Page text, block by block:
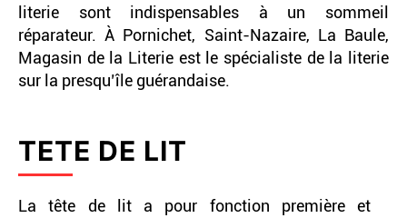
literie sont indispensables à un sommeil
réparateur. À Pornichet, Saint-Nazaire, La Baule,
Magasin de la Literie est le spécialiste de la literie
sur la presqu’île guérandaise.
TETE DE LIT
La tête de lit a pour fonction première et